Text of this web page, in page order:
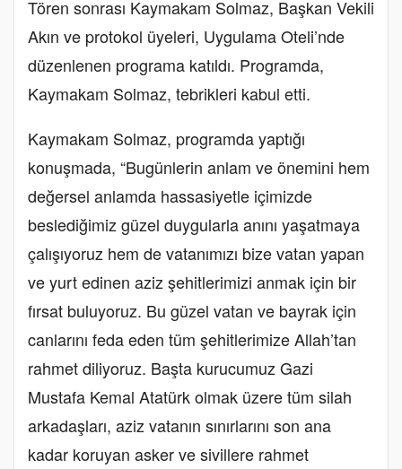
Tören sonrası Kaymakam Solmaz, Başkan Vekili
Akın ve protokol üyeleri, Uygulama Oteli’nde
düzenlenen programa katıldı. Programda,
Kaymakam Solmaz, tebrikleri kabul etti.
Kaymakam Solmaz, programda yaptığı
konuşmada, “Bugünlerin anlam ve önemini hem
değersel anlamda hassasiyetle içimizde
beslediğimiz güzel duygularla anını yaşatmaya
çalışıyoruz hem de vatanımızı bize vatan yapan
ve yurt edinen aziz şehitlerimizi anmak için bir
fırsat buluyoruz. Bu güzel vatan ve bayrak için
canlarını feda eden tüm şehitlerimize Allah’tan
rahmet diliyoruz. Başta kurucumuz Gazi
Mustafa Kemal Atatürk olmak üzere tüm silah
arkadaşları, aziz vatanın sınırlarını son ana
kadar koruyan asker ve sivillere rahmet